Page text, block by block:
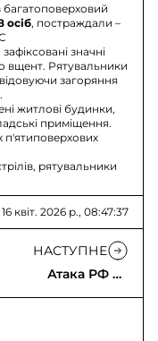
багатоповерховий
осіб, постраждали –
значні
вщент. Рятувальники
загоряння
житлові будинки,
приміщення.
п'ятиповерхових
рятувальники
квіт. 2026 р., 08:47:37
НАСТУПНЕ
Атака РФ на